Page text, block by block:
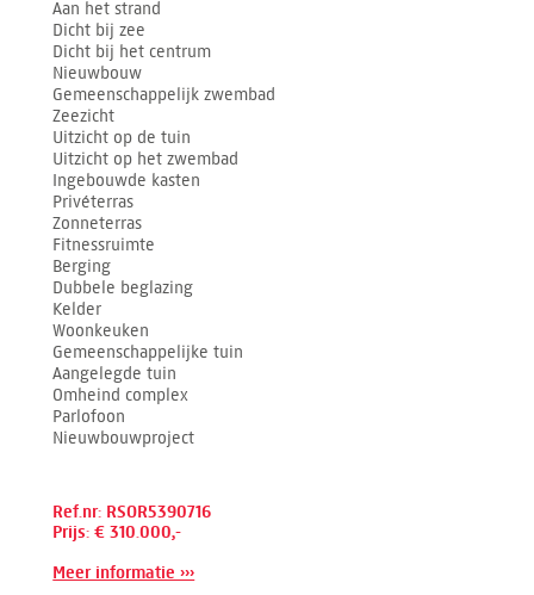
Aan het strand
Dicht bij zee
Dicht bij het centrum
Nieuwbouw
Gemeenschappelijk zwembad
Zeezicht
Uitzicht op de tuin
Uitzicht op het zwembad
Ingebouwde kasten
Privéterras
Zonneterras
Fitnessruimte
Berging
Dubbele beglazing
Kelder
Woonkeuken
Gemeenschappelijke tuin
Aangelegde tuin
Omheind complex
Parlofoon
Nieuwbouwproject
Ref.nr: RSOR5390716
Prijs: € 310.000,-
Meer informatie ›››